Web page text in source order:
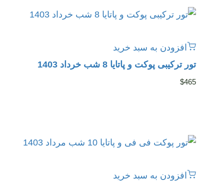
افزودن به سبد خرید
تور ترکیبی پوکت و پاتایا 8 شب خرداد 1403
$465
افزودن به سبد خرید